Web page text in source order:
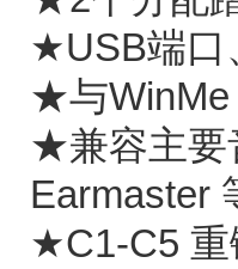
★USB端口
★与WinMe
★兼容主要
Earmaster
★C1-C5 重